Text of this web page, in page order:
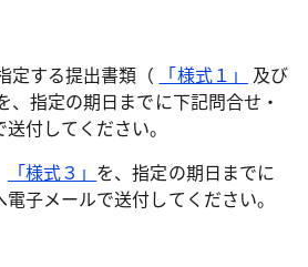
定する提出書類（ 「様式１」
及び
、指定の期日までに下記問合せ・
付してください。
「様式３」 を、指定の期日までに
子メールで送付してください。